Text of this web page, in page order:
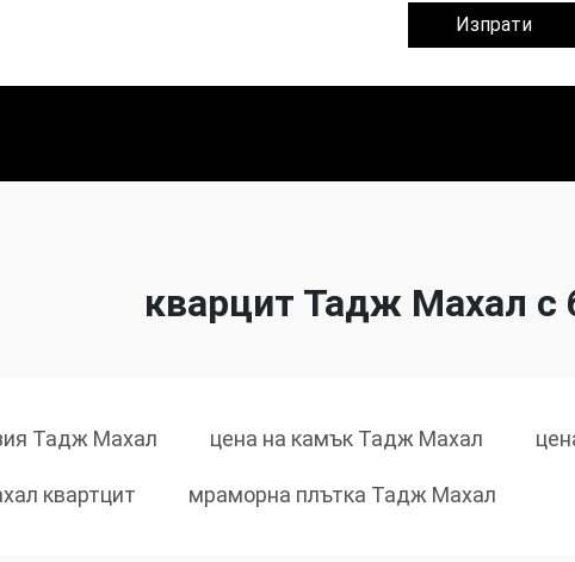
Изпрати
кварцит Тадж Махал с
Тадж Махал цена на камък Тадж Махал
квартцит мраморна плътка Тадж Махал